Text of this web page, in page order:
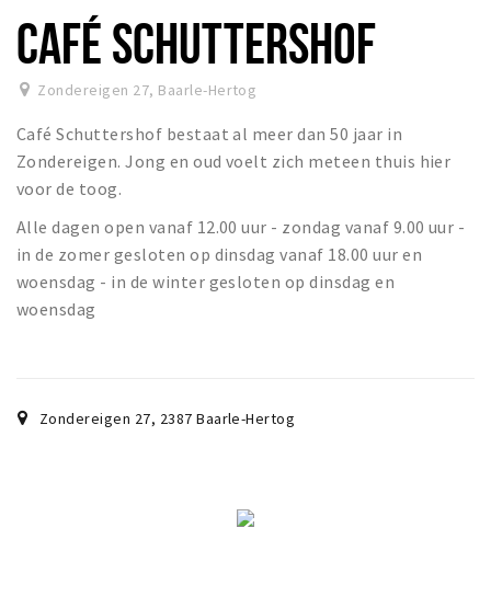
Recreation
Shopping
Experience
Museum and theatre
Activity
Cycling
Walking
Sign in
CAFÉ SCHUTTERSHOF
Zondereigen 27, Baarle-Hertog
Café Schuttershof bestaat al meer dan 50 jaar in
Zondereigen. Jong en oud voelt zich meteen thuis hier
voor de toog.
Alle dagen open vanaf 12.00 uur - zondag vanaf 9.00 uur -
in de zomer gesloten op dinsdag vanaf 18.00 uur en
woensdag - in de winter gesloten op dinsdag en
woensdag
Zondereigen 27, 2387 Baarle-Hertog